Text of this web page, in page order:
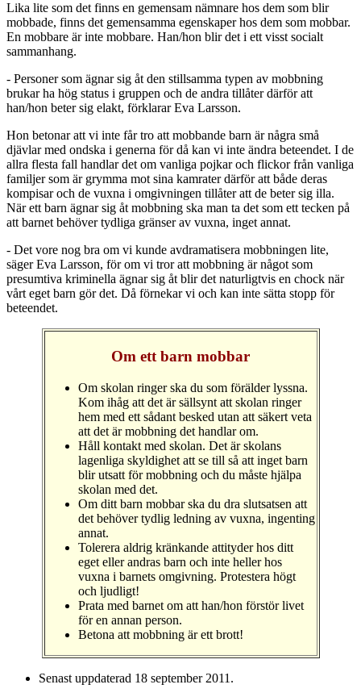
Lika lite som det finns en gemensam nämnare hos dem som blir
mobbade, finns det gemensamma egenskaper hos dem som mobbar.
En mobbare är inte mobbare. Han/hon blir det i ett visst socialt
sammanhang.
- Personer som ägnar sig åt den stillsamma typen av mobbning
brukar ha hög status i gruppen och de andra tillåter därför att
han/hon beter sig elakt, förklarar Eva Larsson.
Hon betonar att vi inte får tro att mobbande barn är några små
djävlar med ondska i generna för då kan vi inte ändra beteendet. I de
allra flesta fall handlar det om vanliga pojkar och flickor från vanliga
familjer som är grymma mot sina kamrater därför att både deras
kompisar och de vuxna i omgivningen tillåter att de beter sig illa.
När ett barn ägnar sig åt mobbning ska man ta det som ett tecken på
att barnet behöver tydliga gränser av vuxna, inget annat.
- Det vore nog bra om vi kunde avdramatisera mobbningen lite,
säger Eva Larsson, för om vi tror att mobbning är något som
presumtiva kriminella ägnar sig åt blir det naturligtvis en chock när
vårt eget barn gör det. Då förnekar vi och kan inte sätta stopp för
beteendet.
Om ett barn mobbar
Om skolan ringer ska du som förälder lyssna.
Kom ihåg att det är sällsynt att skolan ringer
hem med ett sådant besked utan att säkert veta
att det är mobbning det handlar om.
Håll kontakt med skolan. Det är skolans
lagenliga skyldighet att se till så att inget barn
blir utsatt för mobbning och du måste hjälpa
skolan med det.
Om ditt barn mobbar ska du dra slutsatsen att
det behöver tydlig ledning av vuxna, ingenting
annat.
Tolerera aldrig kränkande attityder hos ditt
eget eller andras barn och inte heller hos
vuxna i barnets omgivning. Protestera högt
och ljudligt!
Prata med barnet om att han/hon förstör livet
för en annan person.
Betona att mobbning är ett brott!
Senast uppdaterad 18 september 2011 .